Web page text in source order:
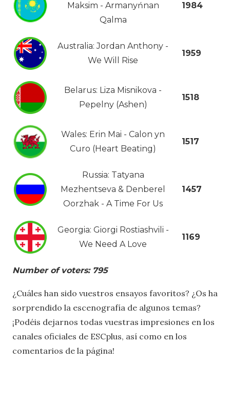
Maksim - Armanyńnan
Qalma
1984
Australia: Jordan Anthony -
We Will Rise
1959
Belarus: Liza Misnikova -
Pepelny (Ashen)
1518
Wales: Erin Mai - Calon yn
Curo (Heart Beating)
1517
Russia: Tatyana
Mezhentseva & Denberel
Oorzhak - A Time For Us
1457
Georgia: Giorgi Rostiashvili -
We Need A Love
1169
Number of voters: 795
¿Cuáles han sido vuestros ensayos favoritos? ¿Os ha
sorprendido la escenografía de algunos temas?
¡Podéis dejarnos todas vuestras impresiones en los
canales oficiales de ESCplus, así como en los
comentarios de la página!